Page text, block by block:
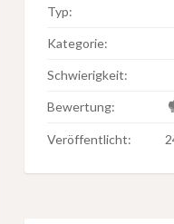
Typ:
Kategorie:
Schwierigkeit:
Bewertung:
Veröffentlicht: